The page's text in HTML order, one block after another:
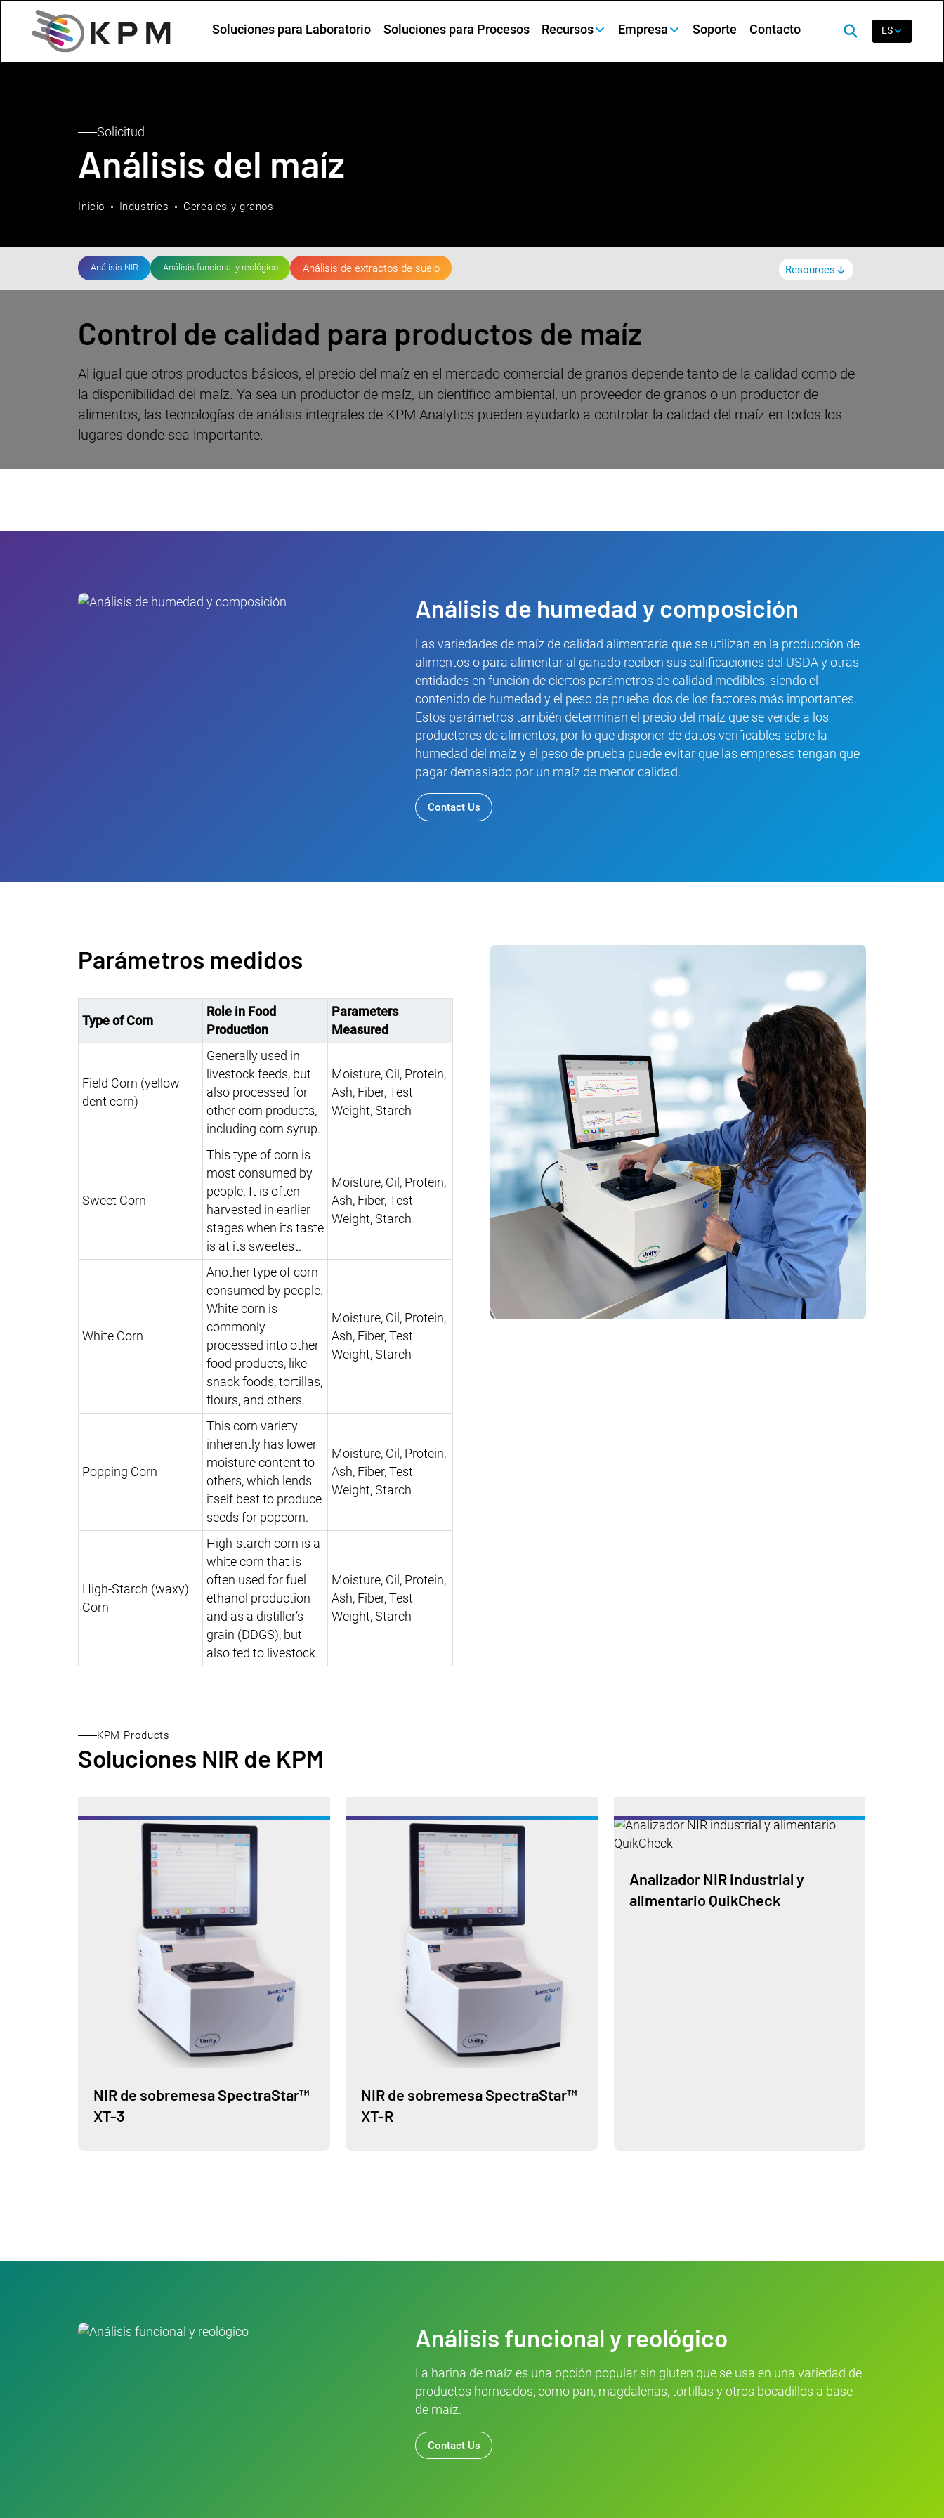
Soluciones para Laboratorio Soluciones para Procesos Recursos Empresa Soporte Contacto ES
Solicitud
Análisis del maíz
Inicio Industries Cereales y granos
Análisis NIR Análisis funcional y reológico Análisis de extractos de suelo Resources
Control de calidad para productos de maíz
Al igual que otros productos básicos, el precio del maíz en el mercado comercial de granos depende tanto de la calidad como de
la disponibilidad del maíz. Ya sea un productor de maíz, un científico ambiental, un proveedor de granos o un productor de
alimentos, las tecnologías de análisis integrales de KPM Analytics pueden ayudarlo a controlar la calidad del maíz en todos los
lugares donde sea importante.
Análisis de humedad y composición
Las variedades de maíz de calidad alimentaria que se utilizan en la producción de
alimentos o para alimentar al ganado reciben sus calificaciones del USDA y otras
entidades en función de ciertos parámetros de calidad medibles, siendo el
contenido de humedad y el peso de prueba dos de los factores más importantes.
Estos parámetros también determinan el precio del maíz que se vende a los
productores de alimentos, por lo que disponer de datos verificables sobre la
humedad del maíz y el peso de prueba puede evitar que las empresas tengan que
pagar demasiado por un maíz de menor calidad.
Contact Us
Parámetros medidos
Type of Corn
Role in Food
Production
Parameters
Measured
Field Corn (yellow
dent corn)
Generally used in
livestock feeds, but
also processed for
other corn products,
including corn syrup.
Moisture, Oil, Protein,
Ash, Fiber, Test
Weight, Starch
Sweet Corn
This type of corn is
most consumed by
people. It is often
harvested in earlier
stages when its taste
is at its sweetest.
Moisture, Oil, Protein,
Ash, Fiber, Test
Weight, Starch
White Corn
Another type of corn
consumed by people.
White corn is
commonly
processed into other
food products, like
snack foods, tortillas,
flours, and others.
Moisture, Oil, Protein,
Ash, Fiber, Test
Weight, Starch
Popping Corn
This corn variety
inherently has lower
moisture content to
others, which lends
itself best to produce
seeds for popcorn.
Moisture, Oil, Protein,
Ash, Fiber, Test
Weight, Starch
High-Starch (waxy)
Corn
High-starch corn is a
white corn that is
often used for fuel
ethanol production
and as a distiller’s
grain (DDGS), but
also fed to livestock.
Moisture, Oil, Protein,
Ash, Fiber, Test
Weight, Starch
KPM Products
Soluciones NIR de KPM
NIR de sobremesa SpectraStar™
XT-3
NIR de sobremesa SpectraStar™
XT-R
Analizador NIR industrial y
alimentario QuikCheck
Análisis funcional y reológico
La harina de maíz es una opción popular sin gluten que se usa en una variedad de
productos horneados, como pan, magdalenas, tortillas y otros bocadillos a base
de maíz.
Contact Us